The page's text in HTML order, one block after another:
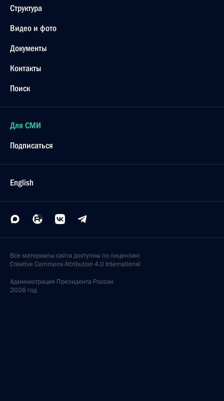
Структура
Видео и фото
Документы
Контакты
Поиск
Для СМИ
Подписаться
English
Все материалы сайта доступны по лицензии:
Creative Commons Attribution 4.0 International
Администрация Президента России
2026 год